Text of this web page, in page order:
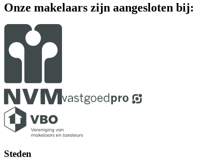
Onze makelaars zijn aangesloten bij:
Steden